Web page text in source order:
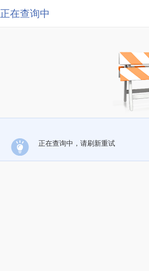
正在查询中
正在查询中，请刷新重试